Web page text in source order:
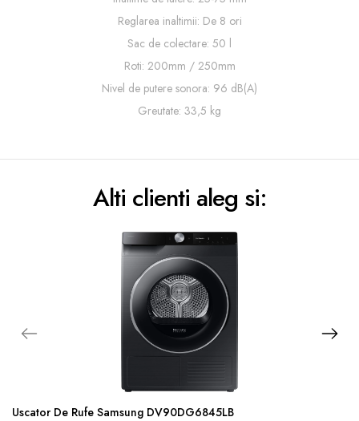
Reglarea inaltimii: De 8 ori
Sac de colectare: 50 l
Roti: 200mm / 250mm
Nivel de putere sonora: 96 dB(A)
Greutate: 33,5 kg
Alti clienti aleg si:
Uscator De Rufe Samsung DV90DG6845LB